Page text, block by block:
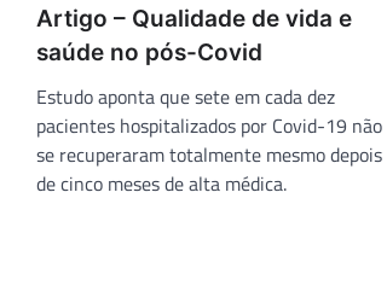
Artigo – Qualidade de vida e
saúde no pós-Covid
Estudo aponta que sete em cada dez
pacientes hospitalizados por Covid-19 não
se recuperaram totalmente mesmo depois
de cinco meses de alta médica.